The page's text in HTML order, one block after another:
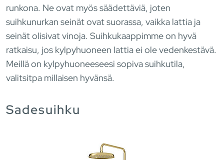
runkona. Ne ovat myös säädettäviä, joten
suihkunurkan seinät ovat suorassa, vaikka lattia ja
seinät olisivat vinoja. Suihkukaappimme on hyvä
ratkaisu, jos kylpyhuoneen lattia ei ole vedenkestävä.
Meillä on kylpyhuoneeseesi sopiva suihkutila,
valitsitpa millaisen hyvänsä.
Sadesuihku